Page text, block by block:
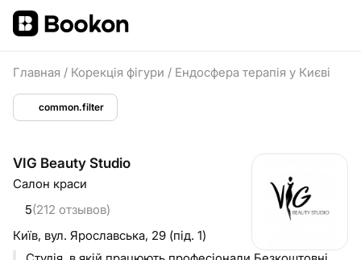
Главная / Корекція фігури / Ендосфера терапія у Києві
common.filter
VIG Beauty Studio
Салон краси
5(212 отзывов)
Київ, вул. Ярославська, 29 (під. 1)